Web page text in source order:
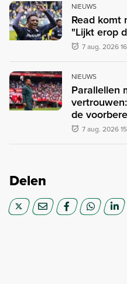
NIEUWS
Read komt
"Lijkt erop
7 aug. 2026
NIEUWS
Parallellen
de
7 aug. 2026
Delen